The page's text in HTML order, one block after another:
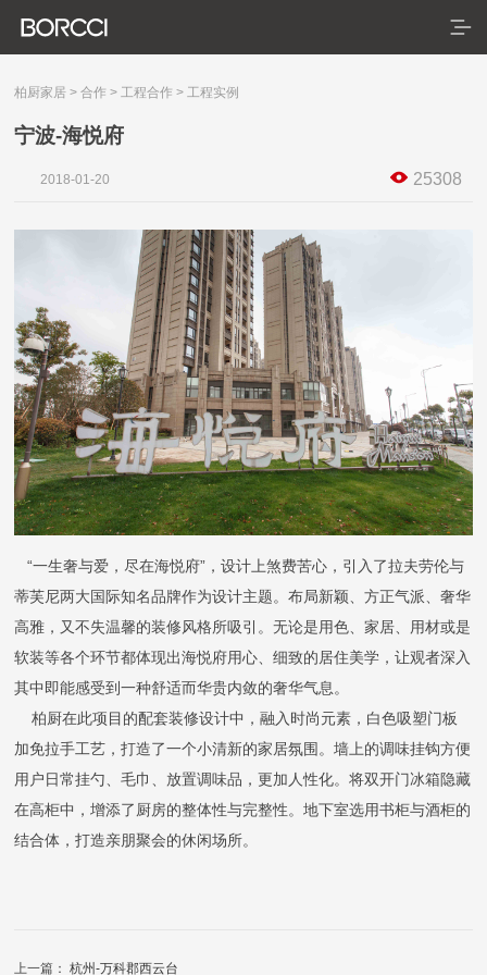
门店查询
防伪查询
服务体系
合作
关于
关于我们
发展历程
荣誉资质
生产基地
社会责任
新闻资讯
联系
柏厨家居 >合作 >工程合作 >工程实例
宁波-海悦府
2018-01-20 25308
“一生奢与爱，尽在海悦府”，设计上煞费苦心，引入了拉夫劳伦与
蒂芙尼两大国际知名品牌作为设计主题。布局新颖、方正气派、奢华
高雅，又不失温馨的装修风格所吸引。无论是用色、家居、用材或是
软装等各个环节都体现出海悦府用心、细致的居住美学，让观者深入
其中即能感受到一种舒适而华贵内敛的奢华气息。
柏厨在此项目的配套装修设计中，融入时尚元素，白色吸塑门板
加免拉手工艺，打造了一个小清新的家居氛围。墙上的调味挂钩方便
用户日常挂勺、毛巾、放置调味品，更加人性化。将双开门冰箱隐藏
在高柜中，增添了厨房的整体性与完整性。地下室选用书柜与酒柜的
结合体，打造亲朋聚会的休闲场所。
上一篇：杭州-万科郡西云台